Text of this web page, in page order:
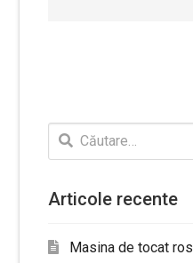
Caută
după:
Articole recente
Masina de tocat